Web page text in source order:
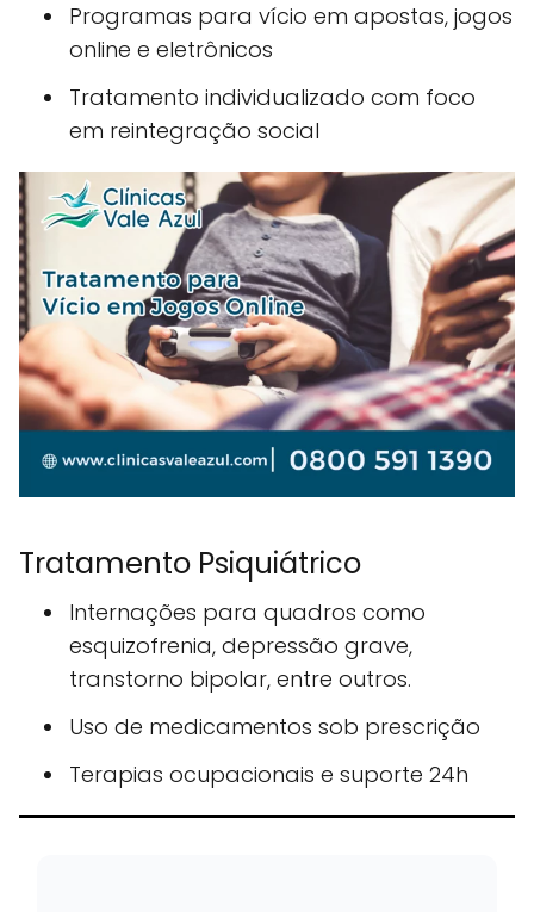
Programas para vício em apostas, jogos
online e eletrônicos
Tratamento individualizado com foco
em reintegração social
Tratamento Psiquiátrico
Internações para quadros como
esquizofrenia, depressão grave,
transtorno bipolar, entre outros.
Uso de medicamentos sob prescrição
Terapias ocupacionais e suporte 24h